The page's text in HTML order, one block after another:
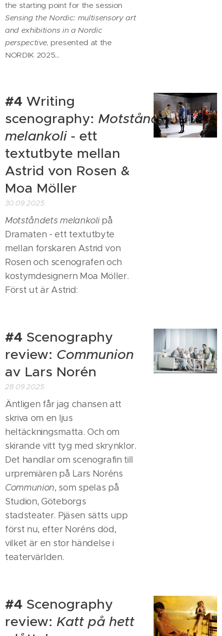
the starting point for the session
Sensing the Nordic: multisensory art
and exhibitions in a Nordic
perspective, presented at the
NORDIK 2025...
#4 Writing
scenography: Motståndets
melankoli - ett
textutbyte mellan
Astrid von Rosen &
Moa Möller
30.09.2025
Motståndets melankolipå
Dramaten - ett textutbyte
mellan forskaren Astrid von
Rosen och scenografen och
kostymdesignern Moa Möller.
Först ut är Astrid:
#4 Scenography
review: Communion
av Lars Norén
28.09.2025
Äntligen får jag chansen att
skriva om en ljus
heltäckningsmatta. Och om
skirande vitt tyg med skrynklor.
Det handlar om scenografin till
urpremiären på Lars Noréns
Communion, som spelas på
Studion, Göteborgs
stadsteater. Pjäsen sätts upp
först nu, efter Noréns död,
vilket är en stor händelse i
teatervärlden.
#4 Scenography
review: Katt på hett